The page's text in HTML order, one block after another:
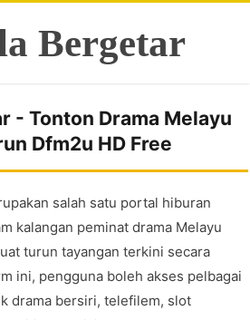
Bergetar
- Tonton Drama Melayu
Dfm2u HD Free
salah satu portal hiburan
kalangan peminat drama Melayu
turun tayangan terkini secara
ini, pengguna boleh akses pelbagai
drama bersiri, telefilem, slot